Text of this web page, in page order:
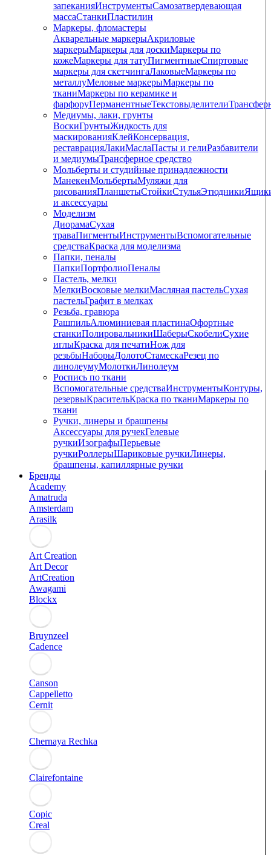
запеканияИнструментыСамозатвердевающая
массаСтанкиПластилин
Маркеры, фломастеры
Акварельные маркерыАкриловые
маркерыМаркеры для доскиМаркеры по
кожеМаркеры для татуПигментныеCпиртовые
маркеры для скетчингаЛаковыеМаркеры по
металлуМеловые маркерыМаркеры по
тканиМаркеры по керамике и
фарфоруПерманентныеТекстовыделители
Медиумы, лаки, грунты
ВоскиГрунтыЖидкость для
маскированияКлейКонсервация,
реставрацияЛакиМаслаПасты и гелиРазбавители
и медиумыТрансферное средство
Мольберты и студийные принадлежности
МанекенМольбертыМуляжи для
рисованияПланшетыСтойкиСтульяЭтюдники
и аксессуары
Моделизм
ДиорамаСухая
траваПигментыИнструментыВспомогательные
средстваКраска для моделизма
Папки, пеналы
ПапкиПортфолиоПеналы
Пастель, мелки
МелкиВосковые мелкиМасляная пастельСухая
пастельГрафит в мелках
Резьба, гравюра
РашпильАлюминиевая пластинаОфортные
станкиПолировальникиШаберыСкобелиСухие
иглыКраска для печатиНож для
резьбыНаборыДолотоСтамескаРезец по
линолеумуМолоткиЛинолеум
Роспись по ткани
Вспомогательные средстваИнструментыКонтуры,
резервыКрасительКраска по тканиМаркеры по
ткани
Ручки, линеры и брашпены
Аксессуары для ручекГелевые
ручкиИзографыПерьевые
ручкиРоллерыШариковые ручкиЛинеры,
брашпены, капиллярные ручки
Бренды
Academy
Amatruda
Amsterdam
Arasilk
Art Creation
Art Decor
ArtCreation
Awagami
Blockx
Bruynzeel
Cadence
Canson
Cappelletto
Cernit
Chernaya Rechka
Clairefontaine
Copic
Creal